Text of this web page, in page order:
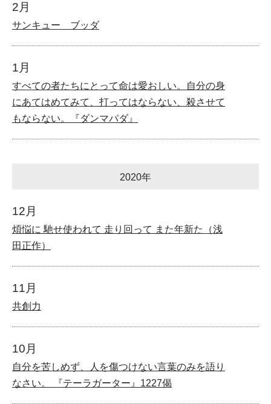
2月
サンキュー ブッダ
1月
すべての者たちにとって命は愛おしい。自分の身
にあてはめてみて、打ってはならない、殺させて
もならない。『ダンマパダ』
2020年
12月
煩悩に 馳せ使われて 走り回って また年新た（浅
田正作）
11月
共創力
10月
自分を苦しめず、人を傷つけない言葉のみを語り
なさい。 『テーラガーター』1227偈